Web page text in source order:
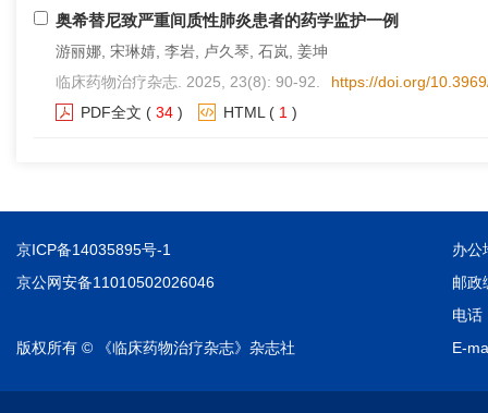
奥希替尼致严重间质性肺炎患者的药学监护一例
游丽娜, 宋琳婧, 李岩, 卢久琴, 石岚, 姜坤
临床药物治疗杂志. 2025, 23(8): 90-92.
https://doi.org/
PDF全文 ( 34 ) HTML ( 1 )
京ICP备14035895号-1
京公网安备11010502026046
版权所有 © 《临床药物治疗杂志》杂志社
办公
邮政
电话
E-